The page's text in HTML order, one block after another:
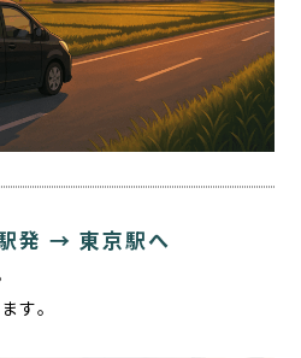
発 → 東京駅へ
す。